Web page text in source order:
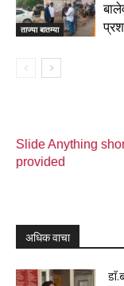
ताज्या बातम्या
Slide Anything
provided
अधिक वाचा